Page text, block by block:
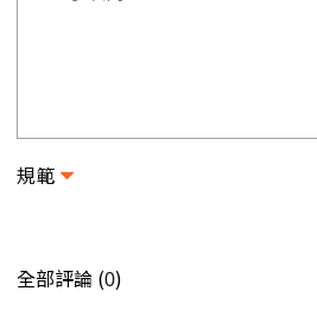
規範
全部評論 (0)